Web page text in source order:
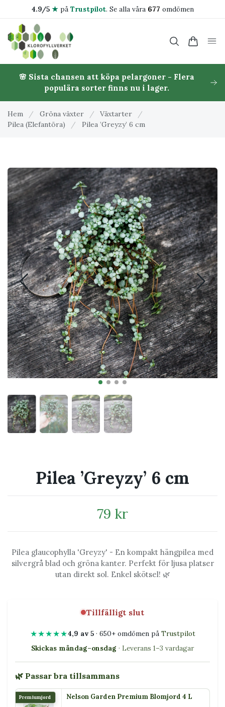
4.9/5 ★på Trustpilot. Se alla våra 677 omdömen
🌸 Sista chansen att köpa pelargoner - Flera
populära sorter finns nu i lager.
Hem / Gröna växter / Växtarter
/
Pilea (Elefantöra)
/ Pilea ’Greyzy’ 6 cm
Pilea ’Greyzy’ 6 cm
79 kr
Pilea glaucophylla 'Greyzy' - En kompakt hängpilea med
silvergrå blad och gröna kanter. Perfekt för ljusa platser
utan direkt sol. Enkel skötsel! 🌿
Tillfälligt slut
★★★★★4,9 av 5· 650+ omdömen på Trustpilot
Skickas måndag–onsdag · Leverans 1–3 vardagar
🌿 Passar bra tillsammans
Premiumjord Nelson Garden Premium Blomjord 4 L